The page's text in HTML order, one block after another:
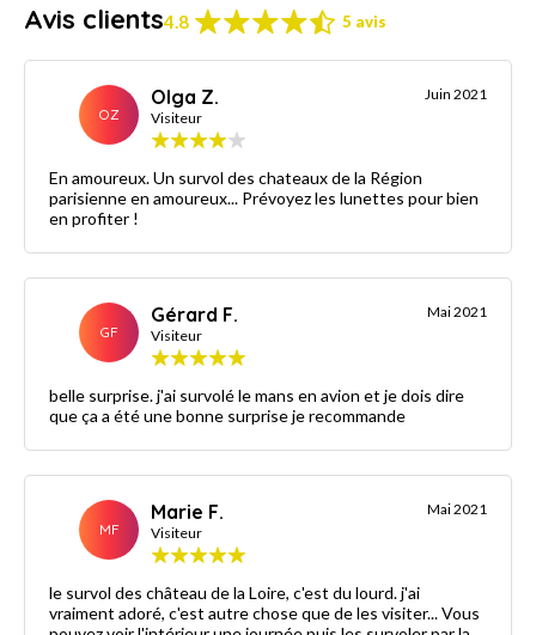
Avis clients4.8 5 avis
OZ
Olga Z.
Visiteur
Juin 2021
En amoureux. Un survol des chateaux de la Région
parisienne en amoureux... Prévoyez les lunettes pour bien
en profiter !
GF
Gérard F.
Visiteur
Mai 2021
belle surprise. j'ai survolé le mans en avion et je dois dire
que ça a été une bonne surprise je recommande
MF
Marie F.
Visiteur
Mai 2021
le survol des château de la Loire, c'est du lourd. j'ai
vraiment adoré, c'est autre chose que de les visiter... Vous